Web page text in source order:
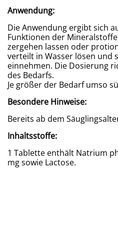
Anwendung:
Die Anwendung ergibt sich
Funktionen der
zergehen lassen oder
verteilt in Wasser lösen und
einnehmen. Die Dosierung
des Bedarfs.
Je größer der Bedarf umso
Besondere Hinweise:
Bereits ab dem
Inhaltsstoffe:
1 Tablette enthält Natrium
mg sowie Lactose.